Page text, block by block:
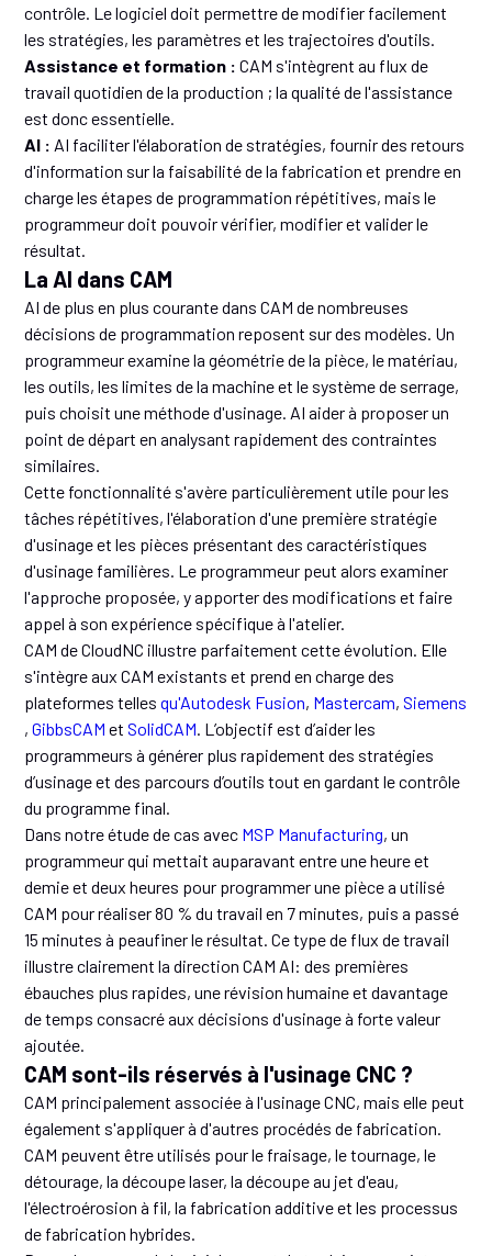
contrôle. Le logiciel doit permettre de modifier facilement
les stratégies, les paramètres et les trajectoires d'outils.
Assistance et formation : CAM s'intègrent au flux de
travail quotidien de la production ; la qualité de l'assistance
est donc essentielle.
AI : AI faciliter l'élaboration de stratégies, fournir des retours
d'information sur la faisabilité de la fabrication et prendre en
charge les étapes de programmation répétitives, mais le
programmeur doit pouvoir vérifier, modifier et valider le
résultat.
La AI dans CAM
AI de plus en plus courante dans CAM de nombreuses
décisions de programmation reposent sur des modèles. Un
programmeur examine la géométrie de la pièce, le matériau,
les outils, les limites de la machine et le système de serrage,
puis choisit une méthode d'usinage. AI aider à proposer un
point de départ en analysant rapidement des contraintes
similaires.
Cette fonctionnalité s'avère particulièrement utile pour les
tâches répétitives, l'élaboration d'une première stratégie
d'usinage et les pièces présentant des caractéristiques
d'usinage familières. Le programmeur peut alors examiner
l'approche proposée, y apporter des modifications et faire
appel à son expérience spécifique à l'atelier.
CAM de CloudNC illustre parfaitement cette évolution. Elle
s'intègre aux CAM existants et prend en charge des
plateformes tellesqu'Autodesk Fusion, Mastercam,Siemens
,GibbsCAM etSolidCAM . L’objectif est d’aider les
programmeurs à générer plus rapidement des stratégies
d’usinage et des parcours d’outils tout en gardant le contrôle
du programme final.
Dans notre étude de cas avec MSP Manufacturing, un
programmeur qui mettait auparavant entre une heure et
demie et deux heures pour programmer une pièce a utilisé
CAM pour réaliser 80 % du travail en 7 minutes, puis a passé
15 minutes à peaufiner le résultat. Ce type de flux de travail
illustre clairement la direction CAM AI: des premières
ébauches plus rapides, une révision humaine et davantage
de temps consacré aux décisions d'usinage à forte valeur
ajoutée.
CAM sont-ils réservés à l'usinage CNC ?
CAM principalement associée à l'usinage CNC, mais elle peut
également s'appliquer à d'autres procédés de fabrication.
CAM peuvent être utilisés pour le fraisage, le tournage, le
détourage, la découpe laser, la découpe au jet d'eau,
l'électroérosion à fil, la fabrication additive et les processus
de fabrication hybrides.